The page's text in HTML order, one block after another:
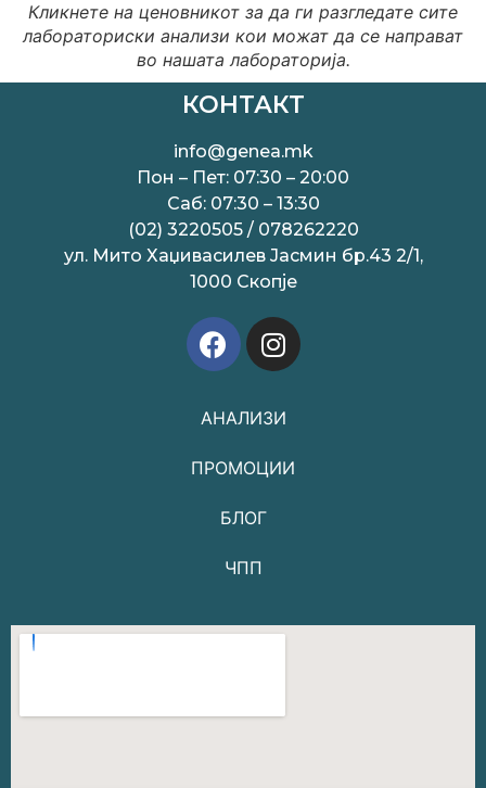
Кликнете на ценовникот за да ги разгледате сите
лабораториски анализи кои можат да се направат
во нашата лабораторија.
КОНТАКТ
info@genea.mk
Пон – Пет: 07:30 – 20:00
Саб: 07:30 – 13:30
(02) 3220505 / 078262220
ул. Мито Хаџивасилев Јасмин бр.43 2/1,
1000 Скопје
АНАЛИЗИ
ПРОМОЦИИ
БЛОГ
ЧПП